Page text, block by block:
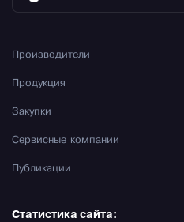
Производители
Продукция
Закупки
Сервисные компании
Публикации
Статистика сайта: